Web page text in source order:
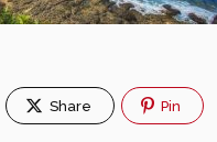
Share Pin